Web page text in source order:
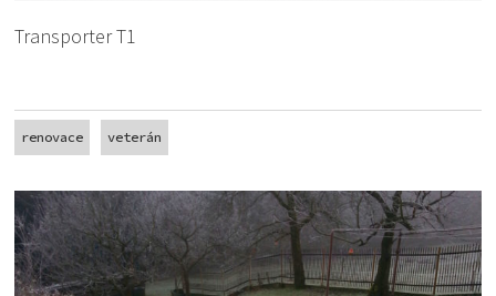
Transporter T1
renovace veterán